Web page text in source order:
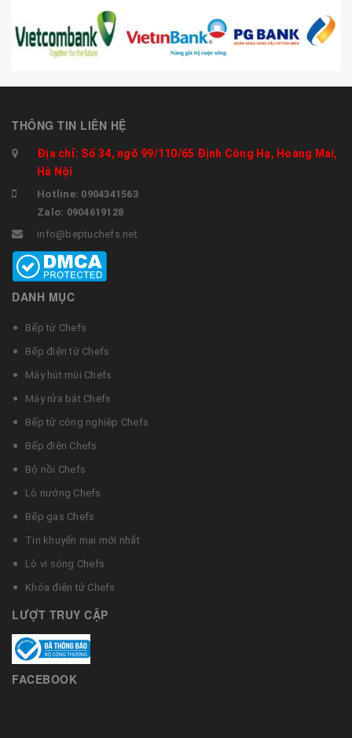
THÔNG TIN LIÊN HỆ
Địa chỉ: Số 34, ngõ 99/110/65 Định Công Hạ, Hoàng Mai,
Hà Nội
Hotline: 0904341563
Zalo: 0904619128
info@beptuchefs.net
DANH MỤC
Bếp từ Chefs
Bếp điện từ Chefs
Máy hút mùi Chefs
Máy rửa bát Chefs
Bếp từ công nghiệp Chefs
Bếp điện Chefs
Bộ nồi Chefs
Lò nướng Chefs
Bếp gas Chefs
Tin khuyến mại mới nhất
Lò vi sóng Chefs
Khóa điện tử Chefs
LƯỢT TRUY CẬP
FACEBOOK